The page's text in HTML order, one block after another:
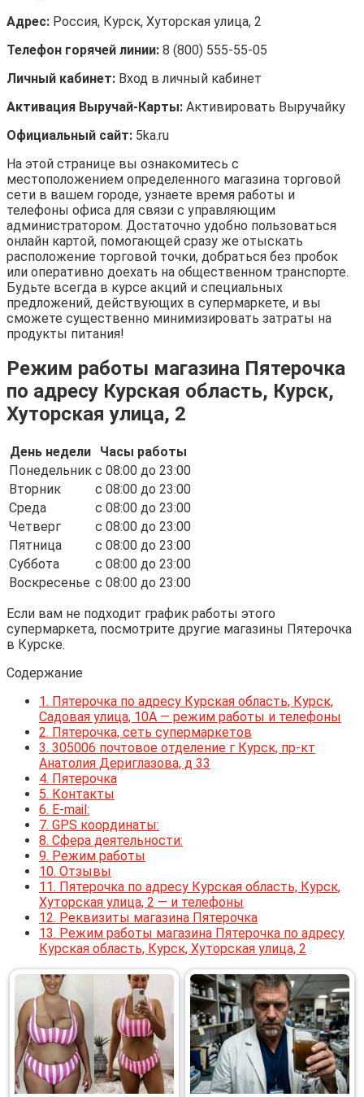
Адрес: Россия, Курск, Хуторская улица, 2
Телефон горячей линии: 8 (800) 555-55-05
Личный кабинет: Вход в личный кабинет
Активация Выручай-Карты: Активировать Выручайку
Официальный сайт: 5ka.ru
На этой странице вы ознакомитесь с
местоположением определенного магазина торговой
сети в вашем городе, узнаете время работы и
телефоны офиса для связи с управляющим
администратором. Достаточно удобно пользоваться
онлайн картой, помогающей сразу же отыскать
расположение торговой точки, добраться без пробок
или оперативно доехать на общественном транспорте.
Будьте всегда в курсе акций и специальных
предложений, действующих в супермаркете, и вы
сможете существенно минимизировать затраты на
продукты питания!
Режим работы магазина Пятерочка
по адресу Курская область, Курск,
Хуторская улица, 2
День недели
Часы работы
Понедельник c 08:00 до 23:00
Вторник
c 08:00 до 23:00
Среда
c 08:00 до 23:00
Четверг
c 08:00 до 23:00
Пятница
c 08:00 до 23:00
Суббота
c 08:00 до 23:00
Воскресенье c 08:00 до 23:00
Если вам не подходит график работы этого
супермаркета, посмотрите другие магазины Пятерочка
в Курске.
Содержание
1. Пятерочка по адресу Курская область, Курск,
Садовая улица, 10А — режим работы и телефоны
2. Пятерочка, сеть супермаркетов
3. 305006 почтовое отделение г Курск, пр-кт
Анатолия Дериглазова, д 33
4. Пятерочка
5. Контакты
6. E-mail:
7. GPS координаты:
8. Сфера деятельности:
9. Режим работы
10. Отзывы
11. Пятерочка по адресу Курская область, Курск,
Хуторская улица, 2 — и телефоны
12. Реквизиты магазина Пятерочка
13. Режим работы магазина Пятерочка по адресу
Курская область, Курск, Хуторская улица, 2